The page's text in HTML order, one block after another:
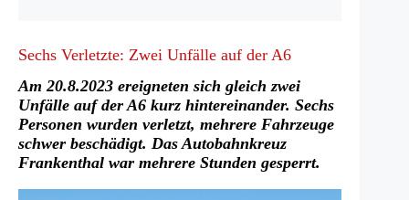
Sechs Verletzte: Zwei Unfälle auf der A6
Am 20.8.2023 ereigneten sich gleich zwei
Unfälle auf der A6 kurz hintereinander. Sechs
Personen wurden verletzt, mehrere Fahrzeuge
schwer beschädigt. Das Autobahnkreuz
Frankenthal war mehrere Stunden gesperrt.